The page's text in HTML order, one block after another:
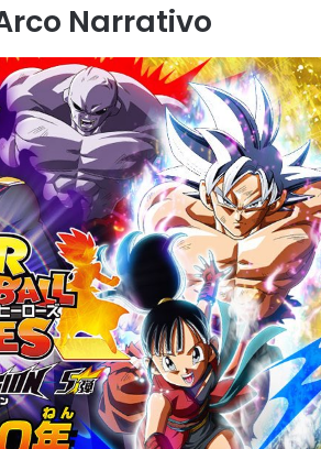
Narrativo